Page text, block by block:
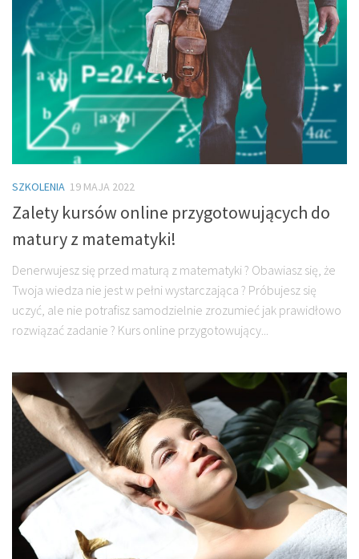
SZKOLENIA 19 MAJA 2022
Zalety kursów online przygotowujących do
matury z matematyki!
Denerwujesz się przed maturą z matematyki ? Obawiasz się, że
Twoja wiedza nie jest w pełni wystarczająca ? Próbujesz się
uczyć, ale nie potrafisz samodzielnie zrozumieć jak prawidłowo
rozwiązać zadanie ? Kurs online przygotowujący...